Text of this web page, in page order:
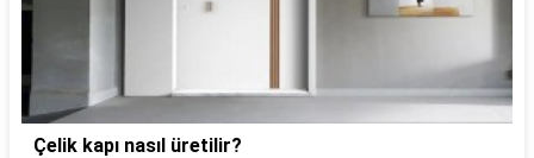
Çelik kapı nasıl üretilir?